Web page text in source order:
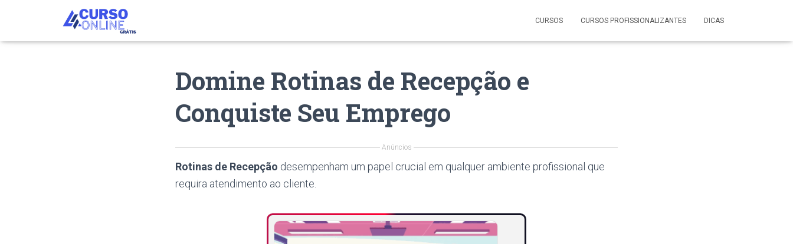
CURSOS CURSOS PROFISSIONALIZANTES DICAS
Domine Rotinas de Recepção e
Conquiste Seu Emprego
Anúncios
Rotinas de Recepção desempenham um papel crucial em qualquer ambiente profissional que
requira atendimento ao cliente.